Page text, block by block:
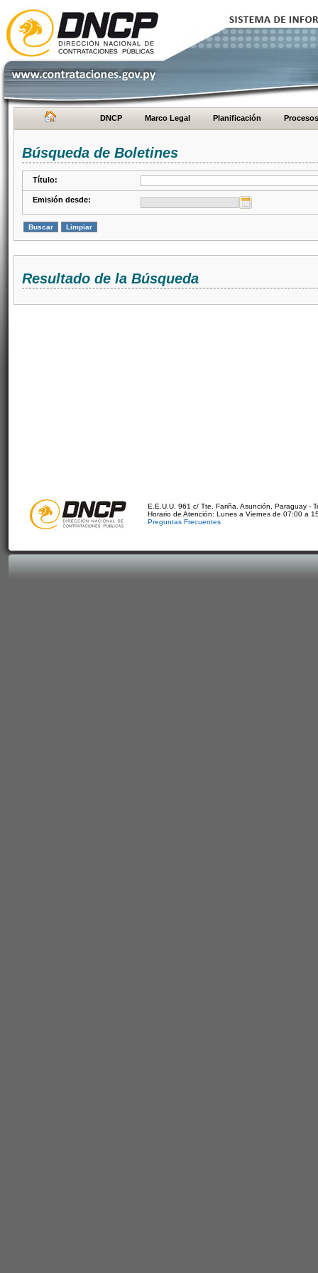
DNCP Marco Legal Planificación Procesos
Búsqueda de Boletines
Título:
Emisión desde:
Resultado de la Búsqueda
E.E.U.U. 961 c/ Tte. Fariña. Asunción, Paraguay -
Horario de Atención: Lunes a Viernes de 07:00 a
Preguntas Frecuentes